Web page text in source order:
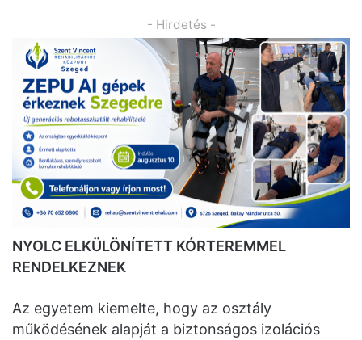
- Hirdetés -
NYOLC ELKÜLÖNÍTETT KÓRTEREMMEL
RENDELKEZNEK
Az egyetem kiemelte, hogy az osztály
működésének alapját a biztonságos izolációs